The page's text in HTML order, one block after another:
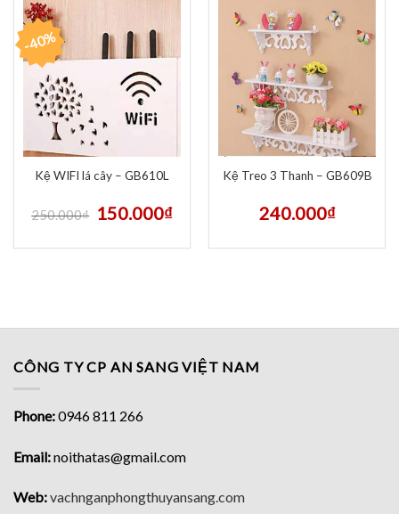
-40%
Kệ WIFI lá cây – GB610L
250.000₫ 150.000₫
Kệ Treo 3 Thanh – GB609B
240.000₫
CÔNG TY CP AN SANG VIỆT NAM
Phone:0946 811 266
Email:noithatas@gmail.com
Web:vachnganphongthuyansang.com